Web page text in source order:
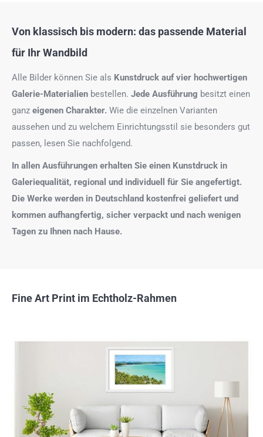
Von klassisch bis modern: das passende Material
für Ihr Wandbild
Alle Bilder können Sie als Kunstdruck auf vier hochwertigen
Galerie-Materialien bestellen. Jede Ausführung besitzt einen
ganz eigenen Charakter. Wie die einzelnen Varianten
aussehen und zu welchem Einrichtungsstil sie besonders gut
passen, lesen Sie nachfolgend.
In allen Ausführungen erhalten Sie einen Kunstdruck in
Galeriequalität, regional und individuell für Sie angefertigt.
Die Werke werden in Deutschland kostenfrei geliefert und
kommen aufhangfertig, sicher verpackt und nach wenigen
Tagen zu Ihnen nach Hause.
Fine Art Print im Echtholz-Rahmen